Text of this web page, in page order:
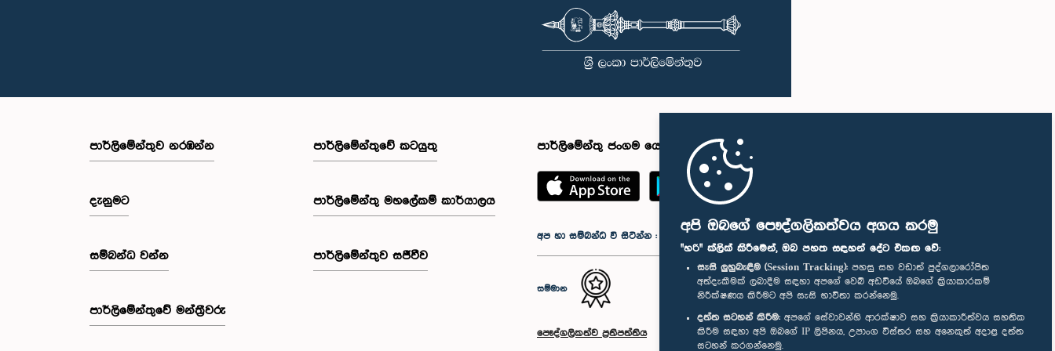
අපි ඔබගේ පෞද්ගලිකත්වය අගය කරමු
"හරි" ක්ලික් කිරීමෙන්, ඔබ පහත සඳහන් දේට එකඟ වේ:
සැසි ලුහුබැඳීම (Session Tracking): පහසු සහ වඩාත් පුද්ගලාරෝපිත
අත්දැකීමක් ලබාදීම සඳහා අපගේ වෙබ් අඩවියේ ඔබගේ ක්‍රියාකාරකම්
නිරීක්ෂණය කිරීමට අපි සැසි භාවිතා කරන්නෙමු.
දත්ත සටහන් කිරීම: අපගේ සේවාවන්හි ආරක්ෂාව සහ ක්‍රියාකාරීත්වය සහතික
කිරීම සඳහා අපි ඔබගේ IP ලිපිනය, උපාංග විස්තර සහ අනෙකුත් අදාළ දත්ත
සටහන් කරගන්නෙමු.
පාර්ලි‌මේන්තුව නරඹන්න
දැනුමට
සම්බන්ධ වන්න
පාර්ලි‌මේන්තුවේ මන්ත්‍රීවරු
පාර්ලිමේන්තුවේ කටයුතු
පාර්ලිමේන්තු මහලේකම් කාර්යාලය
පාර්ලිමේන්තුව සජීවීව
පාර්ලිමේන්තු ජංගම යෙදුම
අප හා සම්බන්ධ වී සිටින්න :
සම්මාන
පෞද්ගලිකත්ව ප්‍රතිපත්තිය